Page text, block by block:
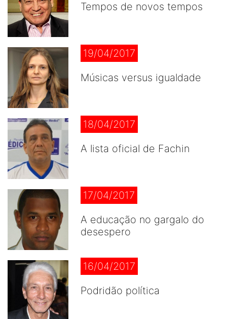
Tempos de novos tempos
19/04/2017
Músicas versus igualdade
18/04/2017
A lista oficial de Fachin
17/04/2017
A educação no gargalo do
desespero
16/04/2017
Podridão política